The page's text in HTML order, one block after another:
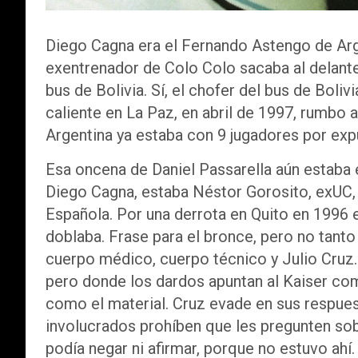
Diego Cagna era el Fernando Astengo de
exentrenador de Colo Colo sacaba al
bus de Bolivia. Sí, el chofer del bus de
caliente en La Paz, en abril de 1997, rumbo
Argentina ya estaba con 9 jugadores por
Esa oncena de Daniel Passarella aún
Diego Cagna, estaba Néstor Gorosito,
Española. Por una derrota en Quito en
doblaba. Frase para el bronce, pero no
cuerpo médico, cuerpo técnico y Julio
pero donde los dardos apuntan al Kaiser
como el material. Cruz evade en sus
involucrados prohíben que les pregunten
podía negar ni afirmar, porque no estuvo ahí.